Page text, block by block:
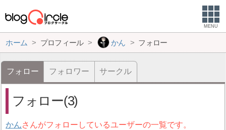
MENU
ホーム プロフィール かん フォロー
フォロー フォロワー サークル
フォロー(3)
かんさんがフォローしているユーザーの一覧です。